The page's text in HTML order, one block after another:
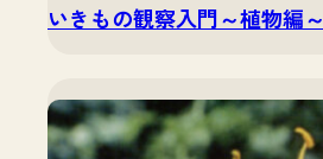
いきもの観察入門～植物編～